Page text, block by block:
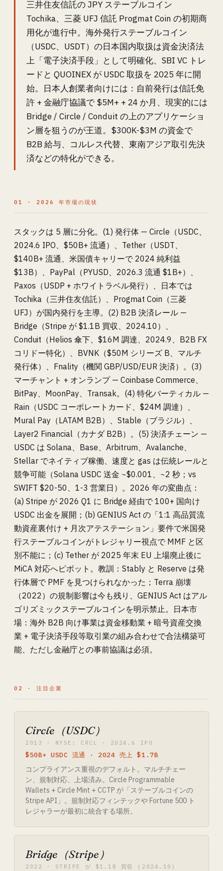
三井住友信託の JPY ステーブルコイン
Tochika、三菱 UFJ 信託 Progmat Coin の初期商
用化が進行中。海外発行ステーブルコイン
（USDC、USDT）の日本国内取扱は資金決済法
上「電子決済手段」として明確化、SBI VC トレ
ードと QUOINEX が USDC 取扱を 2025 年に開
始。日本人創業者向けには：自前発行は信託免
許 + 金融庁協議で $5M+ + 24 か月、現実的には
Bridge / Circle / Conduit の上のアプリケーショ
ン層を狙うのが王道。$300K-$3M の資金で
B2B 給与、コルレス代替、東南アジア取引先決
済などの特化ができる。
01 · 2026 年市場の現状
スタックは 5 層に分化。(1) 発行体 — Circle（USDC、
2024.6 IPO、$50B+ 流通）、Tether（USDT、
$140B+ 流通、米国債キャリーで 2024 純利益
$13B）、PayPal（PYUSD、2026.3 流通 $1B+）、
Paxos（USDP + ホワイトラベル発行）、日本では
Tochika（三井住友信託）、Progmat Coin（三菱
UFJ）が国内発行を主導。(2) B2B 決済レール —
Bridge（Stripe が $1.1B 買収、2024.10）、
Conduit（Helios 傘下、$16M 調達、2024.9、B2B FX
コリドー特化）、BVNK（$50M シリーズ B、マルチ
発行体）、Fnality（機関 GBP/USD/EUR 決済）。(3)
マーチャント + オンランプ — Coinbase Commerce、
BitPay、MoonPay、Transak。(4) 特化バーティカル —
Rain（USDC コーポレートカード、$24M 調達）、
Mural Pay（LATAM B2B）、Stable（ブラジル）、
Layer2 Financial（カナダ B2B）。(5) 決済チェーン —
USDC は Solana、Base、Arbitrum、Avalanche、
Stellar でネイティブ稼働、速度と gas は伝統レールと
競争可能（Solana USDC 送金 ~$0.001、~2 秒；vs
SWIFT $20-50、1-3 営業日）。2026 年の変曲点：
(a) Stripe が 2026 Q1 に Bridge 経由で 100+ 国向け
USDC 出金を展開；(b) GENIUS Act の「1:1 高品質流
動資産裏付け + 月次アテステーション」要件で米国発
行ステーブルコインがトレジャリー視点で MMF と区
別不能に；(c) Tether が 2025 年末 EU 上場廃止後に
MiCA 対応へピボット。教訓：Stably と Reserve は発
行体層で PMF を見つけられなかった；Terra 崩壊
（2022）の規制影響は今も残り、GENIUS Act はアル
ゴリズミックステーブルコインを明示禁止。日本市
場：海外 B2B 向け事業は資金移動業 + 暗号資産交換
業 + 電子決済手段等取引業の組み合わせで合法構築可
能、ただし金融庁との事前協議は必須。
02 · 注目企業
Circle（USDC）
2013 · NYSE: CRCL · 2024.6 IPO
$50B+ USDC 流通 · 2024 売上 $1.7B
コンプライアンス重視のデフォルト。マルチチェー
ン、規制対応、上場済み。Circle Programmable
Wallets + Circle Mint + CCTP が「ステーブルコインの
Stripe API」。規制対応フィンテックや Fortune 500 ト
レジャラーが最初に統合する場所。
Bridge（Stripe）
2022 · STRIPE が $1.1B 買収 (2024.10)